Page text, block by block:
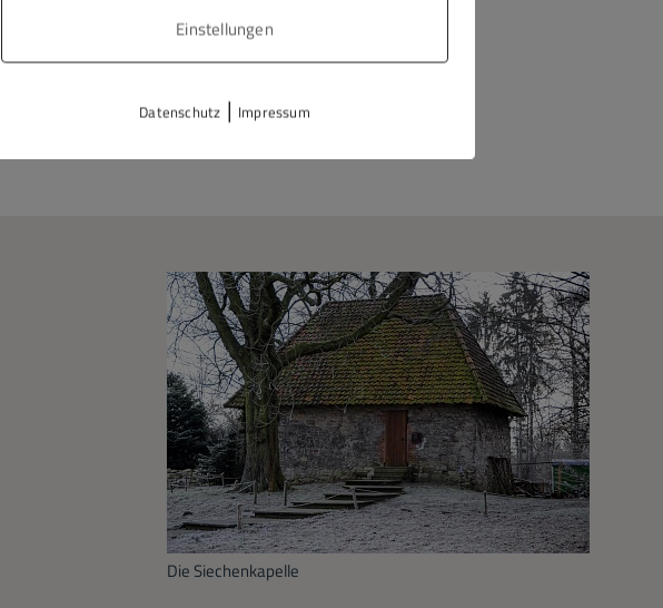
Die Siechenkapelle
Einstellungen
Datenschutz | Impressum